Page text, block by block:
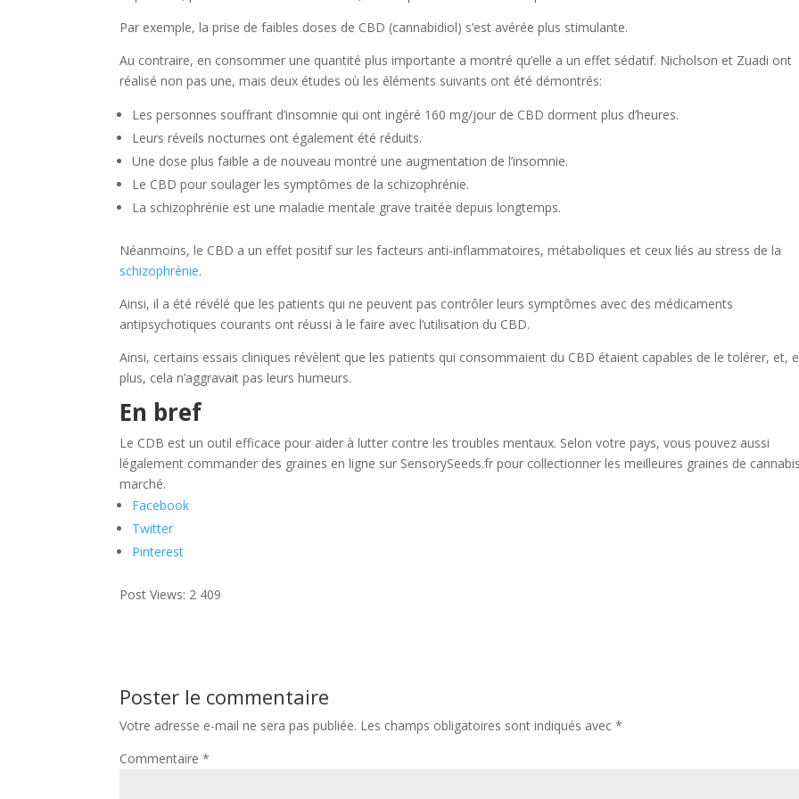
Par exemple, la prise de faibles doses de CBD (cannabidiol) s’est avérée plus stimulante.
Au contraire, en consommer une quantité plus importante a montré qu’elle a un effet sédatif. Nicholson et Zuadi ont
réalisé non pas une, mais deux études où les éléments suivants ont été démontrés:
Les personnes souffrant d’insomnie qui ont ingéré 160 mg/jour de CBD dorment plus d’heures.
Leurs réveils nocturnes ont également été réduits.
Une dose plus faible a de nouveau montré une augmentation de l’insomnie.
Le CBD pour soulager les symptômes de la schizophrénie.
La schizophrénie est une maladie mentale grave traitée depuis longtemps.
Néanmoins, le CBD a un effet positif sur les facteurs anti-inflammatoires, métaboliques et ceux liés au stress de la
schizophrénie.
Ainsi, il a été révélé que les patients qui ne peuvent pas contrôler leurs symptômes avec des médicaments
antipsychotiques courants ont réussi à le faire avec l’utilisation du CBD.
Ainsi, certains essais cliniques révèlent que les patients qui consommaient du CBD étaient capables de le tolérer, et,
plus, cela n’aggravait pas leurs humeurs.
En bref
Le CDB est un outil efficace pour aider à lutter contre les troubles mentaux. Selon votre pays, vous pouvez aussi
légalement commander des graines en ligne sur SensorySeeds.fr pour collectionner les meilleures graines de
marché.
Facebook
Twitter
Pinterest
Post Views: 2 409
Poster le commentaire
Votre adresse e-mail ne sera pas publiée. Les champs obligatoires sont indiqués avec*
Commentaire*